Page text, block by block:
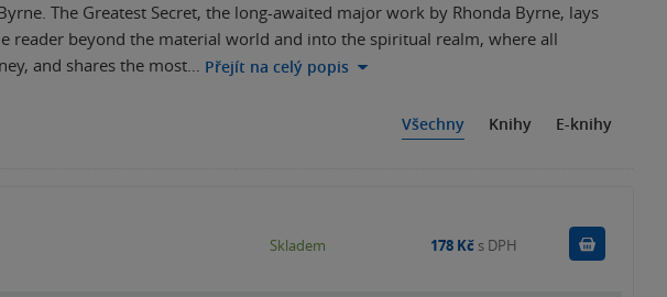
The Greatest Secret, the long-awaited major work by Rhonda Byrne, lays
reader beyond the material world and into the spiritual realm, where all
and shares the most… Přejít na celý popis
Všechny Knihy E-knihy
Skladem 178 Kč s DPH